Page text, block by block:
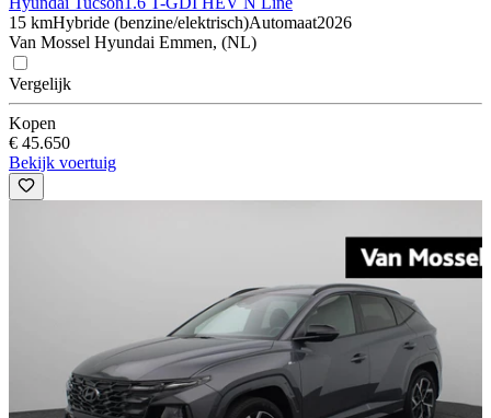
15 kmHybride (benzine/elektrisch)Automaat2026
Van Mossel Hyundai Emmen, (NL)
Vergelijk
Kopen
€ 45.650
Bekijk voertuig